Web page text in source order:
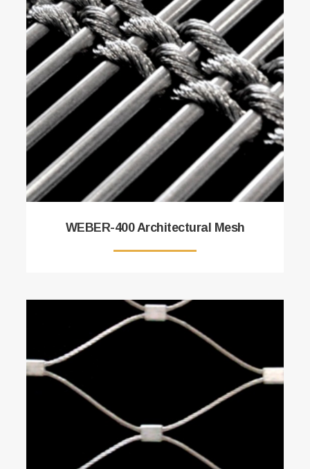
WEBER-400 Architectural Mesh